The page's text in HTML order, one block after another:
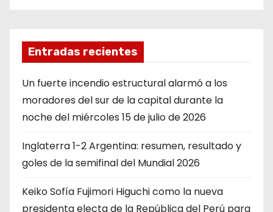
Entradas recientes
Un fuerte incendio estructural alarmó a los
moradores del sur de la capital durante la
noche del miércoles 15 de julio de 2026
Inglaterra 1-2 Argentina: resumen, resultado y
goles de la semifinal del Mundial 2026
Keiko Sofía Fujimori Higuchi como la nueva
presidenta electa de la República del Perú para